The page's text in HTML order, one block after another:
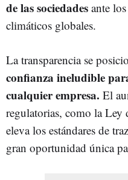
de las sociedades ante
climáticos globales.
La transparencia se
confianza ineludible
cualquier empresa. El
regulatorias, como la Ley
eleva los estándares de
gran oportunidad única